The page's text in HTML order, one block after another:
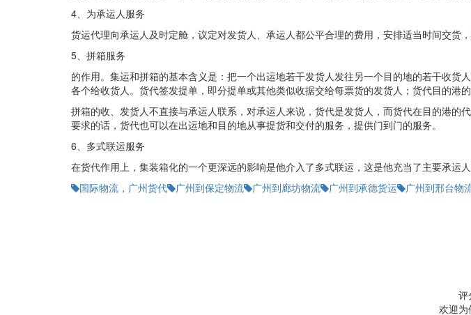
4、为承运人服务
货运代理向承运人及时定舱，议定对发货人、承运人都公平合理的费用，安排适当时间交货
5、拼箱服务
的作用。集运和拼箱的基本含义是：把一个出运地若干发货人发往另一个目的地的若干收
各个给收货人。货代签发提单，即分提单或其他类似收据交给每票货的发货人；货代目的港
拼箱的收、发货人不直接与承运人联系，对承运人来说，货代是发货人，而货代在目的港
要求的话，货代也可以在出运地和目的地从事提货和交付的服务，提供门到门的服务。
6、多式联运服务
在货代作用上，集装箱化的一个更深远的影响是他介入了多式联运，这是他充当了主要承运
国际物流，广州货代
广州到保定物流 广州到廊坊物流 广州到承德货运 广州到邢台物
评
欢迎